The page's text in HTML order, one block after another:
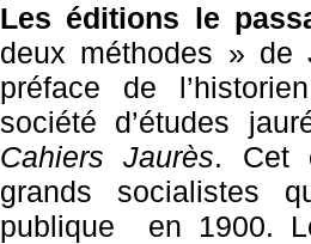
Les éditions le
deux méthodes » de
préface de
société d’études
Cahiers Jaurès. Cet
grands socialistes
publique
en 1900.